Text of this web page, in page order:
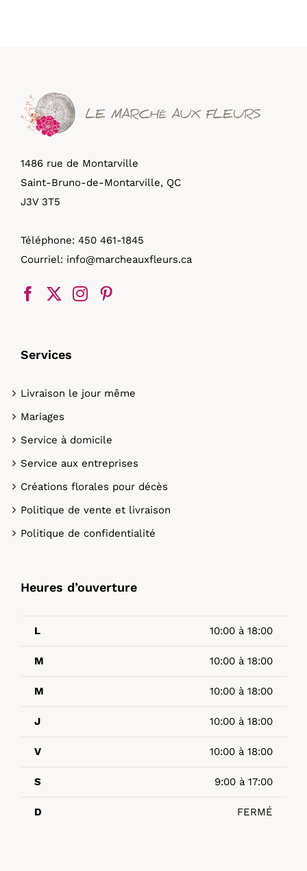
1486 rue de Montarville
Saint-Bruno-de-Montarville, QC
J3V 3T5
Téléphone: 450 461-1845
Courriel: info@marcheauxfleurs.ca
Services
Livraison le jour même
Mariages
Service à domicile
Service aux entreprises
Créations florales pour décès
Politique de vente et livraison
Politique de confidentialité
Heures d’ouverture
L 10:00 à 18:00
M 10:00 à 18:00
M 10:00 à 18:00
J 10:00 à 18:00
V 10:00 à 18:00
S 9:00 à 17:00
D FERMÉ